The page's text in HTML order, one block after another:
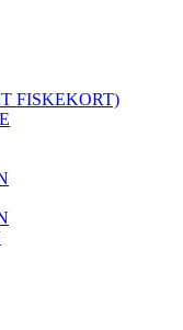
FISKEKORT)